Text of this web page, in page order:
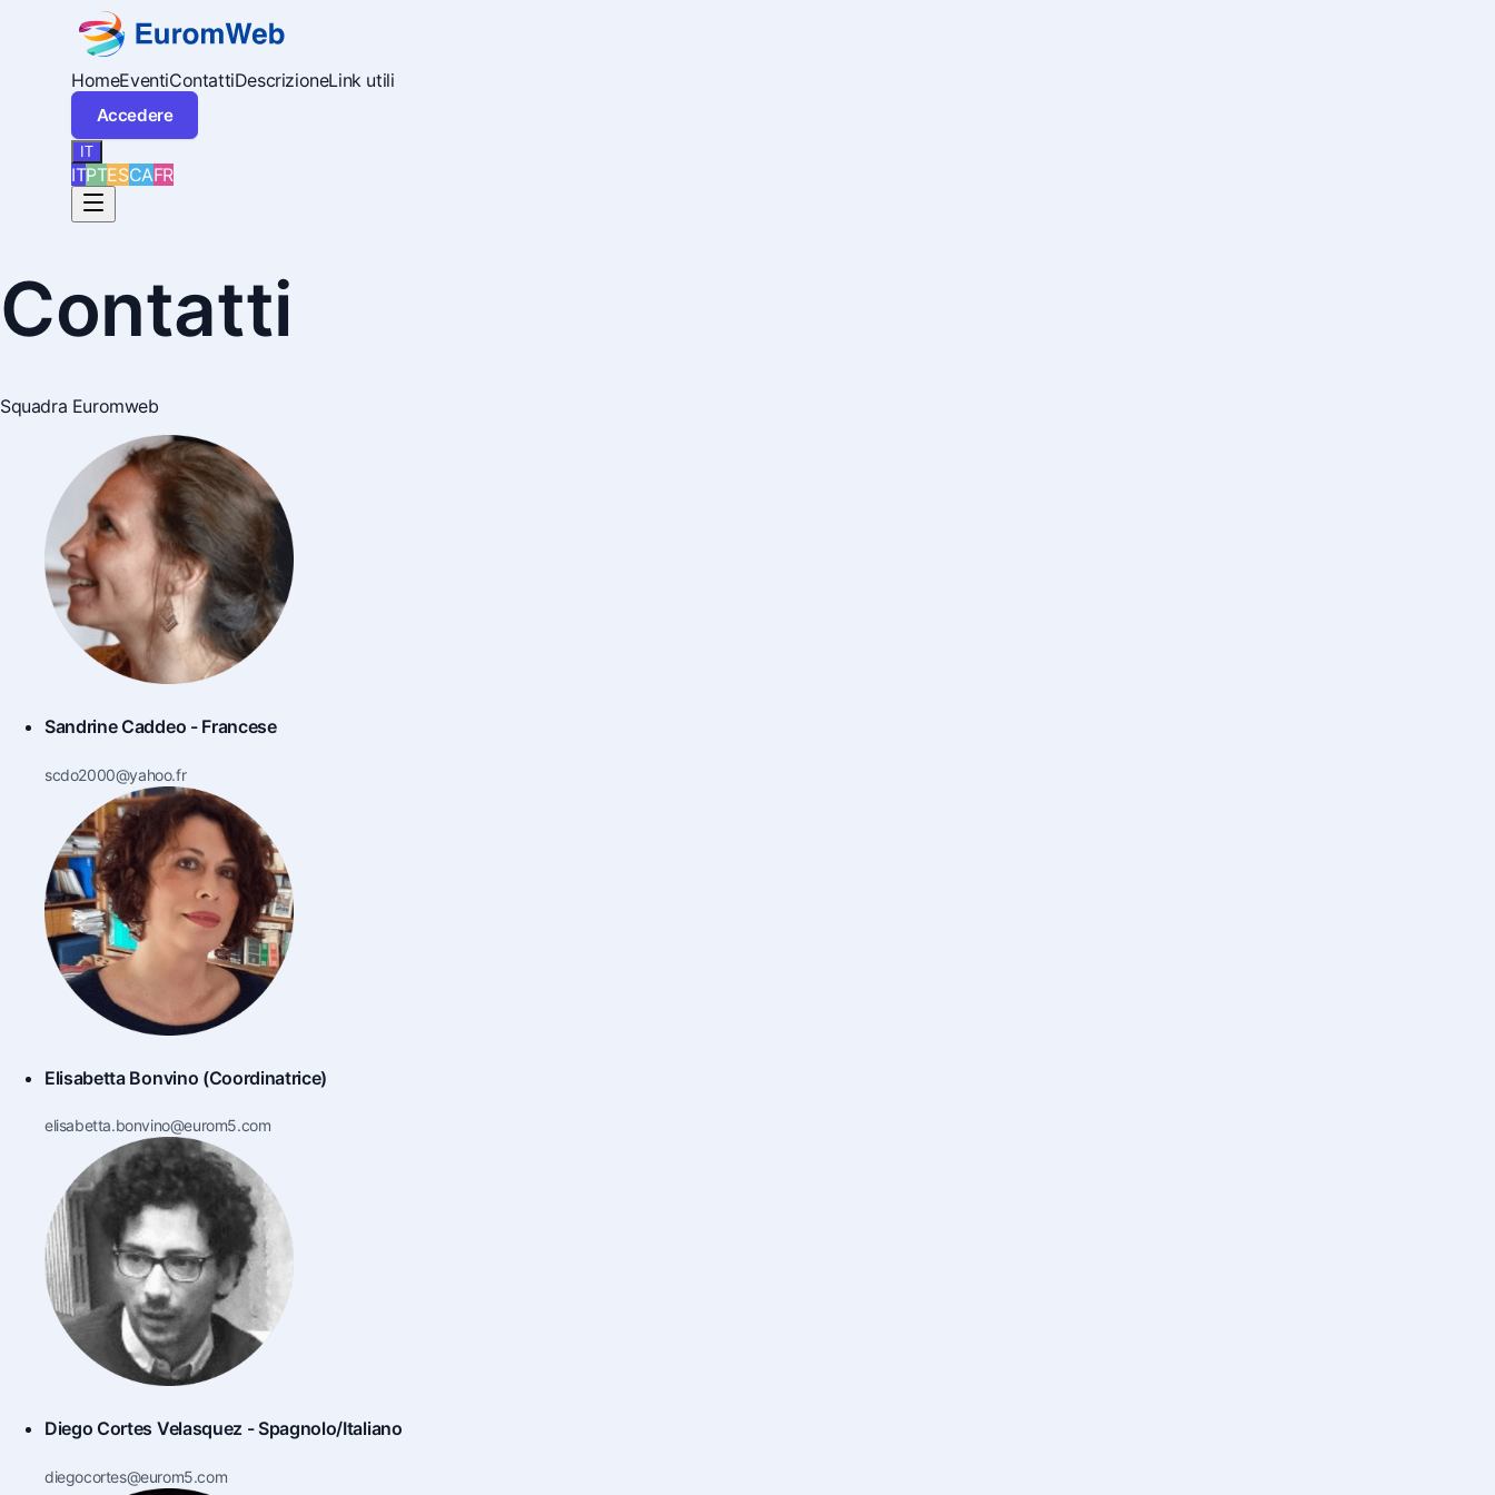
HomeEventiContattiDescrizioneLink utili
Accedere
IT
ITPTESCAFR
Contatti
Squadra Euromweb
Sandrine Caddeo - Francese
scdo2000@yahoo.fr
Elisabetta Bonvino (Coordinatrice)
elisabetta.bonvino@eurom5.com
Diego Cortes Velasquez - Spagnolo/Italiano
diegocortes@eurom5.com